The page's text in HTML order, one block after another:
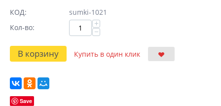
КОД:
sumki-1021
Кол-во:
+
−
В корзину Купить в один клик
Save